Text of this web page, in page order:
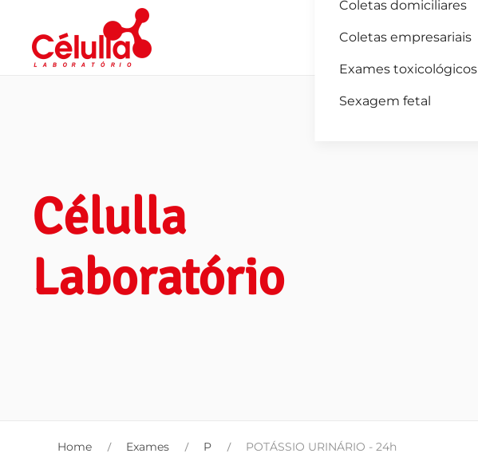
Skip to main content
Coletas domiciliares
Coletas empresariais
Exames toxicológicos
Sexagem fetal
Célulla
Laboratório
Home Exames P POTÁSSIO URINÁRIO - 24h